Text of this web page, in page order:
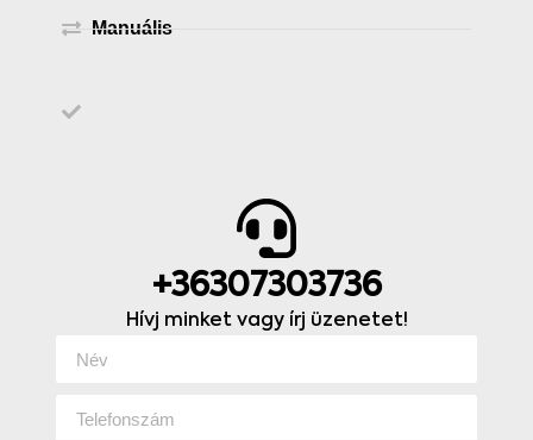
Manuális
+36307303736
Hívj minket vagy írj üzenetet!